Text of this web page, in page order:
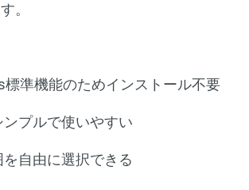
。
標準機能のためインストール不要
プルで使いやすい
自由に選択できる